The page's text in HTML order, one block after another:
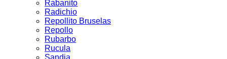
Rabanito
Radichio
Repollito Bruselas
Repollo
Rubarbo
Rucula
Sandia